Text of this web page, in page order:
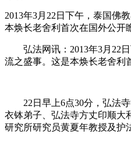
2013年3月22日下午，泰国佛
本焕长老舍利首次在国外公开
弘法网讯：2013年3月22日
流之盛事。这是本焕长老舍利
22日早上6点30分，弘法寺
衣钵弟子、弘法寺方丈印顺大
研究所研究员黄夏年教授及护